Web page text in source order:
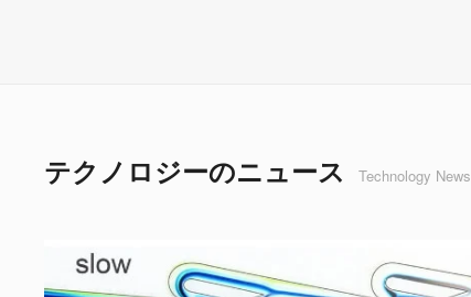
テクノロジーのニュース Technology News